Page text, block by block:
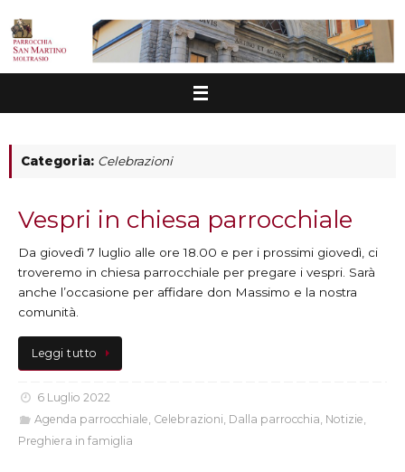
Vai
contenuto
Categoria: Celebrazioni
Vespri in chiesa parrocchiale
Da giovedì 7 luglio alle ore 18.00 e per i prossimi giovedì, ci
troveremo in chiesa parrocchiale per pregare i vespri. Sarà
anche l’occasione per affidare don Massimo e la nostra
comunità.
Leggi tutto
6 Luglio 2022
Agenda parrocchiale, Celebrazioni, Dalla parrocchia, Notizie,
Preghiera in famiglia